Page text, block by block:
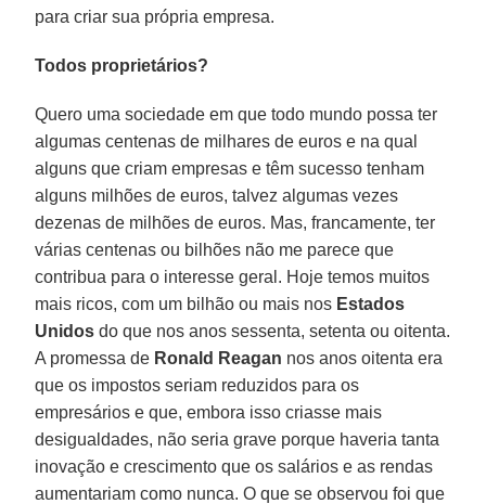
para criar sua própria empresa.
Todos proprietários?
Quero uma sociedade em que todo mundo possa ter
algumas centenas de milhares de euros e na qual
alguns que criam empresas e têm sucesso tenham
alguns milhões de euros, talvez algumas vezes
dezenas de milhões de euros. Mas, francamente, ter
várias centenas ou bilhões não me parece que
contribua para o interesse geral. Hoje temos muitos
mais ricos, com um bilhão ou mais nos Estados
Unidos do que nos anos sessenta, setenta ou oitenta.
A promessa de Ronald Reagan nos anos oitenta era
que os impostos seriam reduzidos para os
empresários e que, embora isso criasse mais
desigualdades, não seria grave porque haveria tanta
inovação e crescimento que os salários e as rendas
aumentariam como nunca. O que se observou foi que